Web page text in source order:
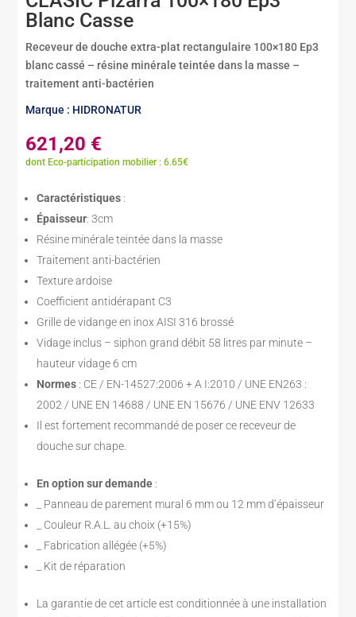
Blanc Casse
Receveur de douche extra-plat rectangulaire 100×180 Ep3
blanc cassé – résine minérale teintée dans la masse –
traitement anti-bactérien
Marque : HIDRONATUR
621,20 €
dont Eco-participation mobilier : 6.65€
Caractéristiques :
Épaisseur: 3cm
Résine minérale teintée dans la masse
Traitement anti-bactérien
Texture ardoise
Coefficient antidérapant C3
Grille de vidange en inox AISI 316 brossé
Vidage inclus – siphon grand débit 58 litres par minute –
hauteur vidage 6 cm
Normes : CE / EN-14527:2006 + A I:2010 / UNE EN263 :
2002 / UNE EN 14688 / UNE EN 15676 / UNE ENV 12633
Il est fortement recommandé de poser ce receveur de
douche sur chape.
En option sur demande :
_ Panneau de parement mural 6 mm ou 12 mm d’épaisseur
_ Couleur R.A.L. au choix (+15%)
_ Fabrication allégée (+5%)
_ Kit de réparation
La garantie de cet article est conditionnée à une installation